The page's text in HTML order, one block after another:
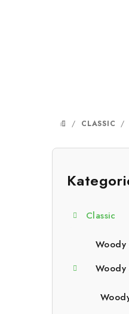
DOMŮ
/ CLASSIC /
P
Přeskočit
Classic
Woody
Woody